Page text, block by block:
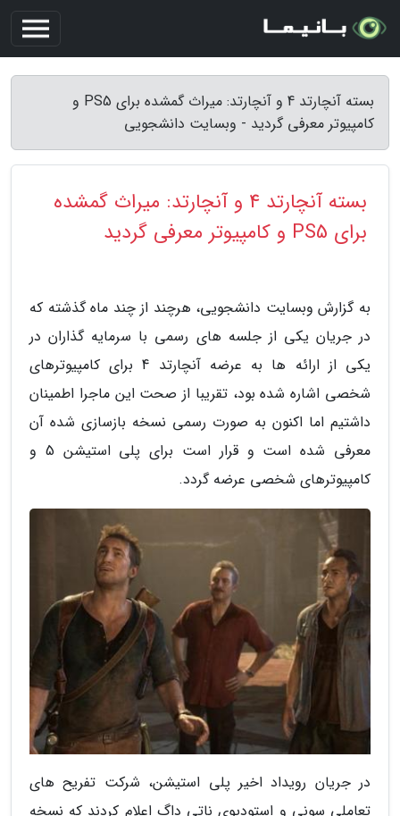
بسته آنچارتد 4 و آنچارتد: میراث گمشده برای PS5 و
کامپیوتر معرفی گردید - وبسایت دانشجویی
بسته آنچارتد 4 و آنچارتد: میراث گمشده
برای PS5 و کامپیوتر معرفی گردید
به گزارش وبسایت دانشجویی، هرچند از چند ماه گذشته که
در جریان یکی از جلسه های رسمی با سرمایه گذاران در
یکی از ارائه ها به عرضه آنچارتد 4 برای کامپیوترهای
شخصی اشاره شده بود، تقریبا از صحت این ماجرا اطمینان
داشتیم اما اکنون به صورت رسمی نسخه بازسازی شده آن
معرفی شده است و قرار است برای پلی استیشن 5 و
کامپیوترهای شخصی عرضه گردد.
در جریان رویداد اخیر پلی استیشن، شرکت تفریح های
تعاملی سونی و استودیوی ناتی داگ اعلام کردند که نسخه